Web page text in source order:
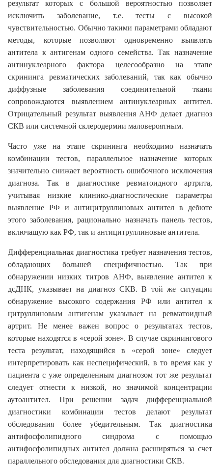
результат которых с большой вероятностью позволяет
исключить заболевание, т.е. тесты с высокой
чувствительностью. Обычно такими параметрами обладают
методы, которые позволяют одновременно выявлять
антитела к антигенам одного семейства. Так назначение
антинуклеарного фактора целесообразно на этапе
скрининга ревматических заболеваний, так как обычно
диффузные заболевания соединительной ткани
сопровождаются выявлением антинуклеарных антител.
Отрицательный результат выявления АНФ делает диагноз
СКВ или системной склеродермии маловероятным.
Часто уже на этапе скрининга необходимо назначать
комбинации тестов, параллельное назначение которых
значительно снижает вероятность ошибочного исключения
диагноза. Так в диагностике ревматоидного артрита,
учитывая низкие клинико-диагностические параметры
выявление РФ и антицитруллиновых антител в дебюте
этого заболевания, рационально назначать панель тестов,
включащую как РФ, так и антицитруллиновые антитела.
Дифференциальная диагностика требует назначения тестов,
обладающих большей специфичностью. Так при
обнаружении низких титров АНФ, выявление антител к
дсДНК, указывает на диагноз СКВ. В той же ситуации
обнаружение высокого содержания РФ или антител к
цитруллиновым антигенам указывает на ревматоидный
артрит. Не менее важен вопрос о результатах тестов,
которые находятся в «серой зоне». В случае скринингового
теста результат, находящийся в «серой зоне» следует
интерпретировать как неспецифический, в то время как у
пациента с уже определенным диагнозом тот же результат
следует отнести к низкой, но значимой концентрации
аутоантител. При решении задач дифференциальной
диагностики комбинации тестов делают результат
обследования более убедительным. Так диагностика
антифосфолипидного синдрома с помощью
антифосфолипидных антител должна расширяться за счет
параллельного обследования для диагностики СКВ.